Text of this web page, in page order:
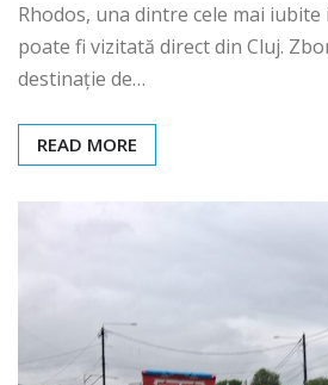
Rhodos, una dintre cele mai iubite
poate fi vizitată direct din Cluj.
destinație de…
READ MORE